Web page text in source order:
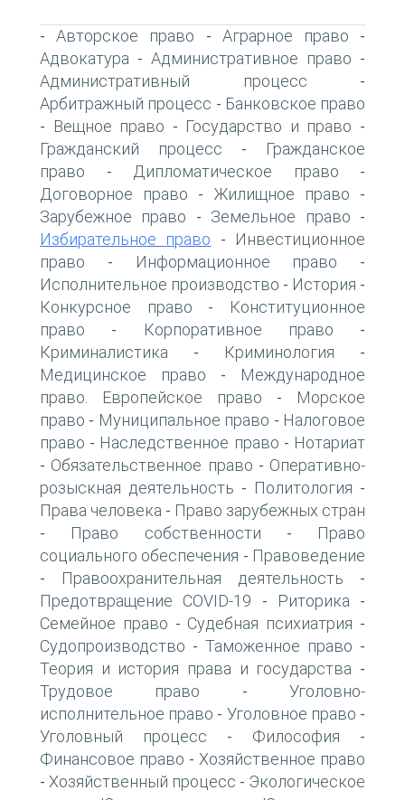
-Авторское право - Аграрное право -
Адвокатура - Административное право -
Административный процесс -
Арбитражный процесс - Банковское право
- Вещное право - Государство и право -
Гражданский процесс -
Гражданское
право - Дипломатическое право -
Договорное право - Жилищное право -
Зарубежное право - Земельное право -
Избирательное право -
Инвестиционное
право - Информационное право -
Исполнительное производство - История -
Конкурсное право -
Конституционное
право - Корпоративное право -
Криминалистика - Криминология -
Медицинское право -
Международное
право. Европейское право -
Морское
право - Муниципальное право - Налоговое
право - Наследственное право - Нотариат
- Обязательственное право - Оперативно-
розыскная деятельность - Политология -
Права человека - Право зарубежных стран
- Право собственности -
Право
социального обеспечения - Правоведение
- Правоохранительная деятельность -
Предотвращение COVID-19 - Риторика -
Семейное право - Судебная психиатрия -
Судопроизводство - Таможенное право -
Теория и история права и государства -
Трудовое право -Уголовно-
исполнительное право - Уголовное право -
Уголовный процесс - Философия -
Финансовое право - Хозяйственное право
- Хозяйственный процесс - Экологическое